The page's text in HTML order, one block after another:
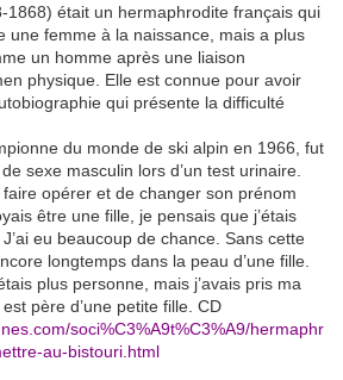
1868) était un hermaphrodite français qui
une femme à la naissance, mais a plus
un homme après une liaison
physique. Elle est connue pour avoir
qui présente la difficulté
du monde de ski alpin en 1966, fut
sexe masculin lors d’un test urinaire.
opérer et de changer son prénom
être une fille, je pensais que j’étais
eu beaucoup de chance. Sans cette
longtemps dans la peau d’une fille.
plus personne, mais j’avais pris ma
père d’une petite fille. CD
soci%C3%A9t%C3%A9/hermaphr
au-bistouri.html